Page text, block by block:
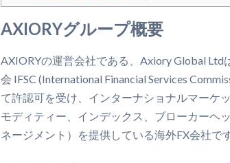
AXIORYグループ概要
AXIORYの運営会社である、Axiory Global
会 IFSC (International Financial Services
て許認可を受け、インターナショナルマーケ
モディティー、インデックス、ブローカーヘ
ネージメント）を提供している海外FX会社です